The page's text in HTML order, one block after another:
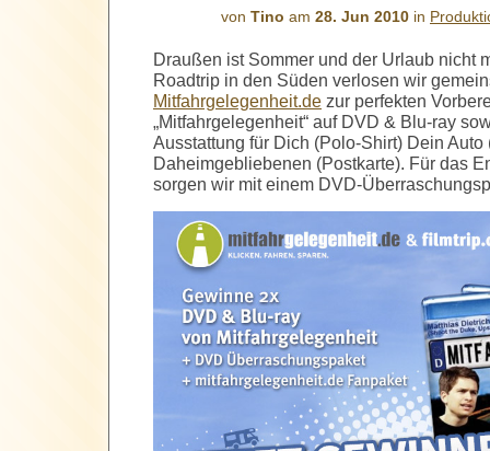
von Tino am 28. Jun 2010 in
Draußen ist Sommer und der Urlaub nicht
Roadtrip in den Süden verlosen wir
Mitfahrgelegenheit.de zur perfekten
„Mitfahrgelegenheit“ auf DVD & Blu-ray
Ausstattung für Dich (Polo-Shirt) Dein
Daheimgebliebenen (Postkarte). Für das
sorgen wir mit einem DVD-